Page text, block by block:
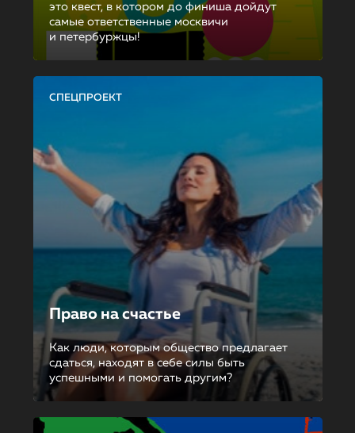
это квест, в котором до финиша дойдут
самые ответственные москвичи
и петербуржцы!
СПЕЦПРОЕКТ
Право на счастье
Как люди, которым общество предлагает
сдаться, находят в себе силы быть
успешными и помогать другим?